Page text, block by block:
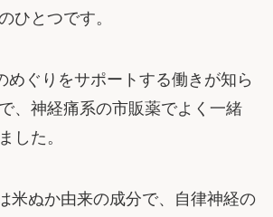
ひとつです。
めぐりをサポートする働きが知ら
、神経痛系の市販薬でよく一緒
した。
米ぬか由来の成分で、自律神経の